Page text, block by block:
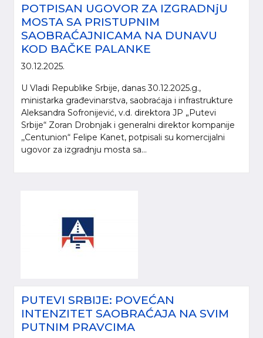
POTPISAN UGOVOR ZA IZGRADNjU
MOSTA SA PRISTUPNIM
SAOBRAĆAJNICAMA NA DUNAVU
KOD BAČKE PALANKE
30.12.2025.
U Vladi Republike Srbije, danas 30.12.2025.g.,
ministarka građevinarstva, saobraćaja i infrastrukture
Aleksandra Sofronijević, v.d. direktora JP „Putevi
Srbije“ Zoran Drobnjak i generalni direktor kompanije
,,Centunion“ Felipe Kanet, potpisali su komercijalni
ugovor za izgradnju mosta sa...
PUTEVI SRBIJE: POVEĆAN
INTENZITET SAOBRAĆAJA NA SVIM
PUTNIM PRAVCIMA